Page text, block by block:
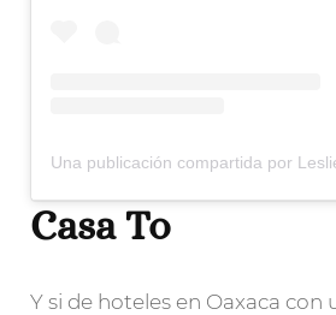
Casa To
Y si de hoteles en Oaxaca con